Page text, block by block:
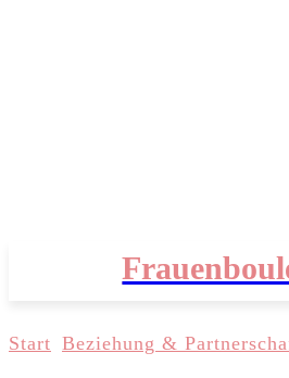
Start Beziehung &